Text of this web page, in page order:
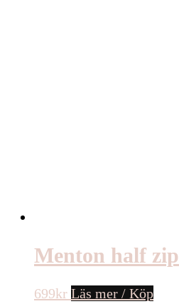
Menton half zip
699kr Läs mer / Köp